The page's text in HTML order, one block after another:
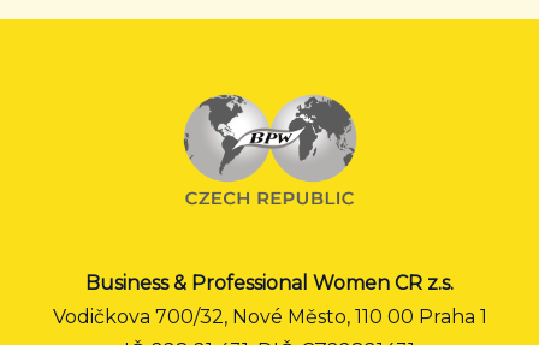
Business & Professional Women CR z.s.
Vodičkova 700/32, Nové Město, 110 00 Praha 1